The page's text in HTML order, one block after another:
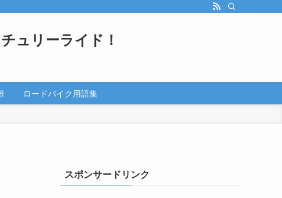
ュリーライド！
ロードバイク用語集
スポンサードリンク